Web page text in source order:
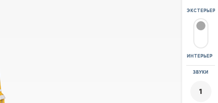
ЭКСТЕРЬЕР
ИНТЕРЬЕР
ЛУПА
ЗВУКИ